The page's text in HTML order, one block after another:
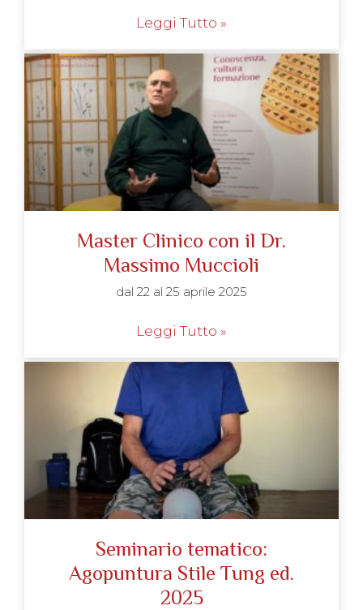
Leggi Tutto »
Master Clinico con il Dr.
Massimo Muccioli
dal 22 al 25 aprile 2025
Leggi Tutto »
Seminario tematico:
Agopuntura Stile Tung ed.
2025